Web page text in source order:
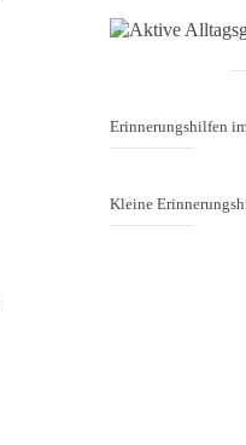
Erinnerungshilfen
Kleine